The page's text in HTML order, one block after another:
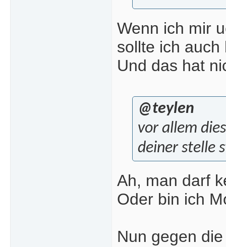
Wenn ich mir
sollte ich
Und das hat
@teylen
vor allem
deiner stelle
Ah, man darf
Oder bin ich
Nun gegen